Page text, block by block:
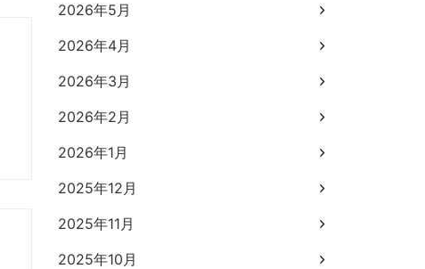
2026年5月
2026年4月
2026年3月
2026年2月
2026年1月
2025年12月
2025年11月
2025年10月